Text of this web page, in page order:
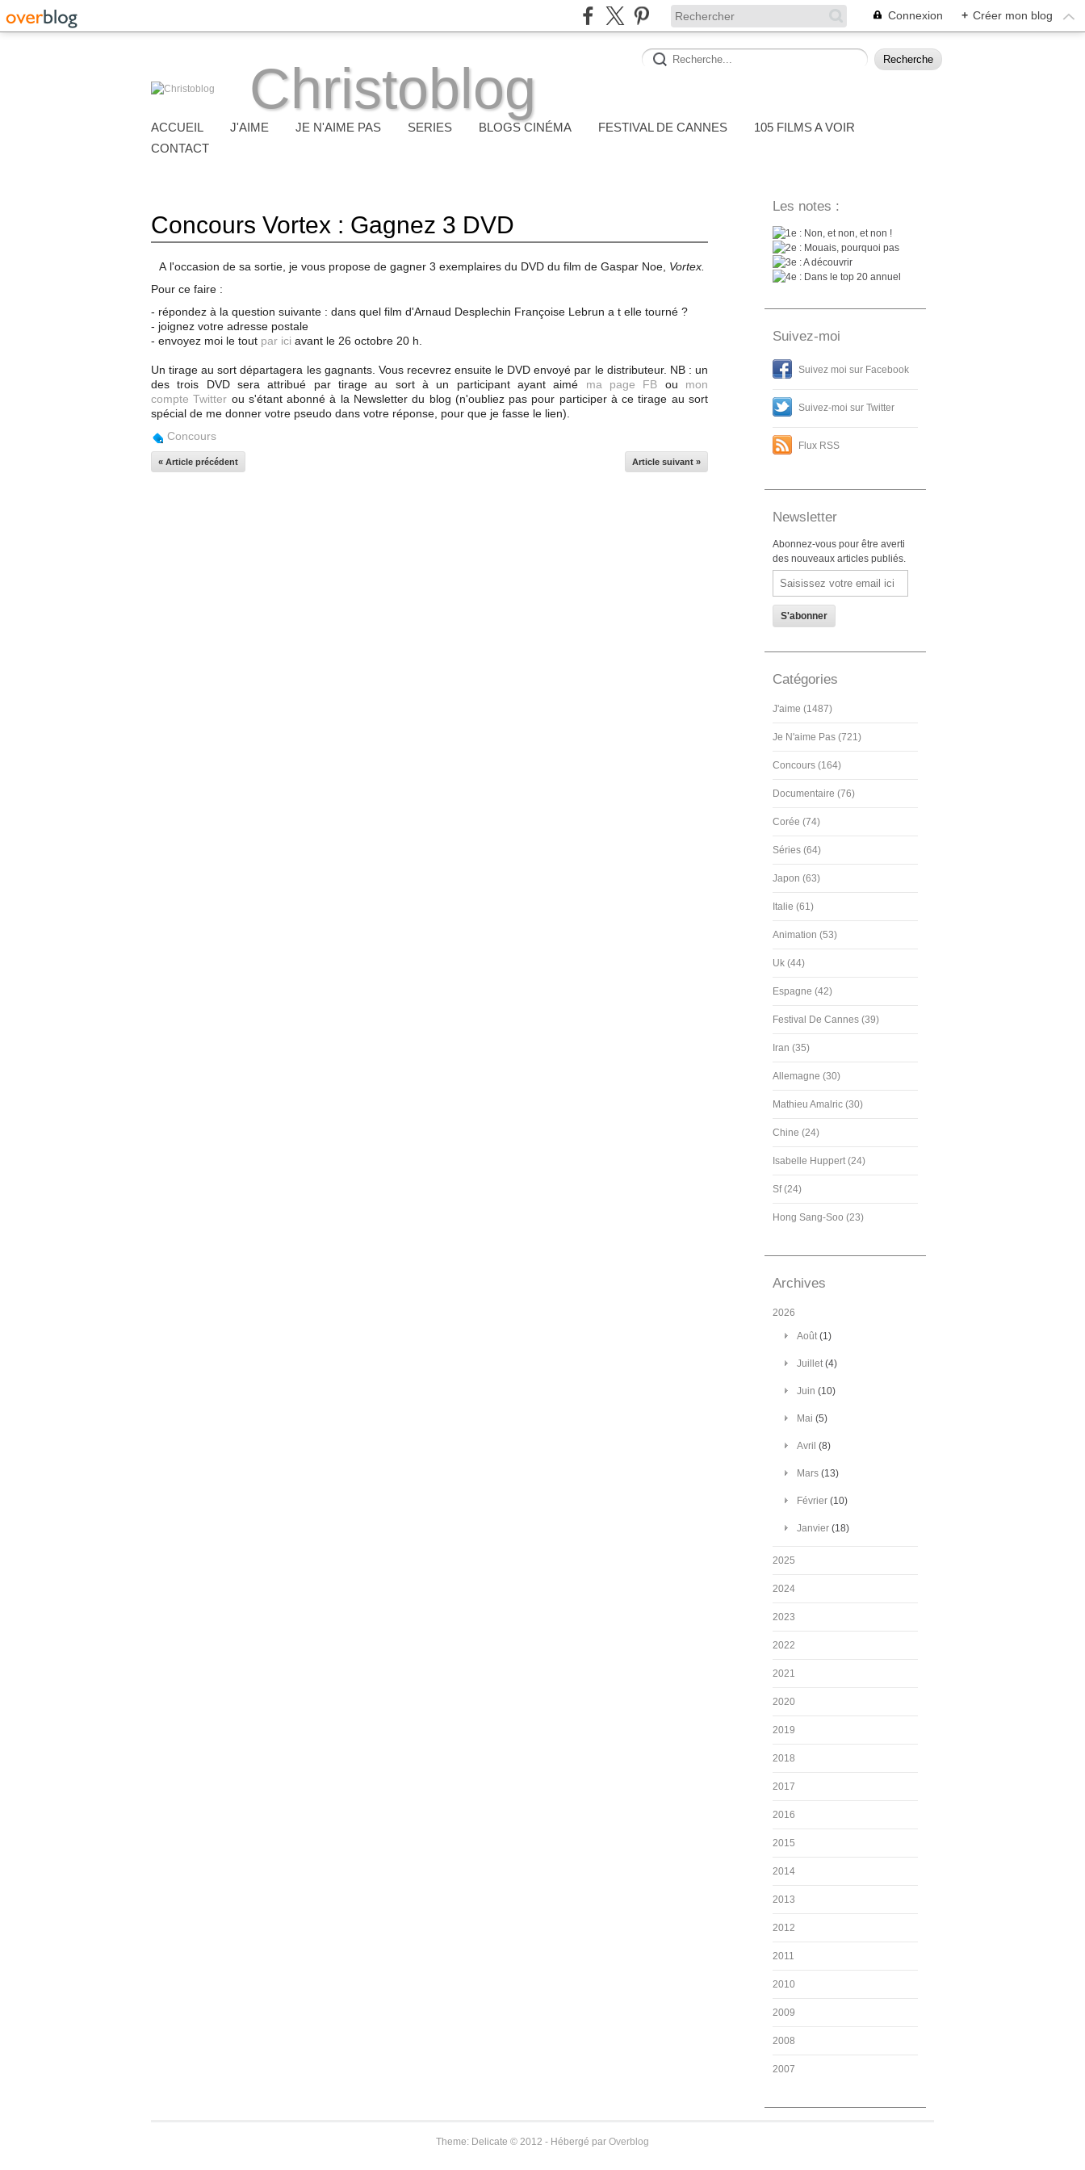
Connexion + Créer mon blog
Christoblog
ACCUEIL J'AIME JE N'AIME PAS SERIES BLOGS CINÉMA FESTIVAL DE CANNES
105 FILMS A VOIR
CONTACT
Concours Vortex : Gagnez 3 DVD
A l'occasion de sa sortie, je vous propose de gagner 3 exemplaires du DVD du film de Gaspar Noe, Vortex
Pour ce faire :
- répondez à la question suivante : dans quel film d'Arnaud Desplechin Françoise Lebrun a t elle tourné ?
- joignez votre adresse postale
- envoyez moi le tout par ici avant le 26 octobre 20 h.
Un tirage au sort départagera les gagnants. Vous recevrez ensuite le DVD envoyé par le distributeur. NB : un
des trois DVD sera attribué par tirage au sort à un participant ayant aimé ma page FB ou
mon
compte Twitter ou s'étant abonné à la Newsletter du blog (n'oubliez pas pour participer à ce tirage au sort
spécial de me donner votre pseudo dans votre réponse, pour que je fasse le lien).
Concours
« Article précédent Article suivant »
Les notes :
: Non, et non, et non !
: Mouais, pourquoi pas
: A découvrir
: Dans le top 20 annuel
Suivez-moi
Suivez moi sur Facebook
Suivez-moi sur Twitter
Flux RSS
Newsletter
Abonnez-vous pour être averti
des nouveaux articles publiés.
Email
Catégories
J'aime (1487)
Je N'aime Pas (721)
Concours (164)
Documentaire (76)
Corée (74)
Séries (64)
Japon (63)
Italie (61)
Animation (53)
Uk (44)
Espagne (42)
Festival De Cannes (39)
Iran (35)
Allemagne (30)
Mathieu Amalric (30)
Chine (24)
Isabelle Huppert (24)
Sf (24)
Hong Sang-Soo (23)
Archives
2026
Août(1)
Juillet(4)
Juin (10)
Mai (5)
Avril (8)
Mars (13)
Février (10)
Janvier (18)
2025
2024
2023
2022
2021
2020
2019
2018
2017
2016
2015
2014
2013
2012
2011
2010
2009
2008
2007
Theme: Delicate © 2012 - Hébergé par Overblog